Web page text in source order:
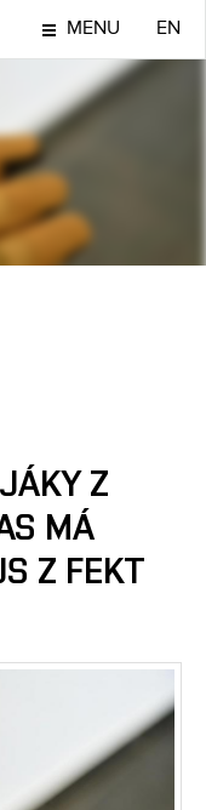
MENU EN
Z
MÁ
Z FEKT